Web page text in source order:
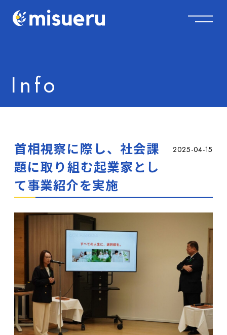
Info
首相視察に際し、社会課
題に取り組む起業家とし
て事業紹介を実施
2025-04-15